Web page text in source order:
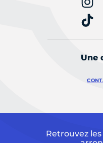
Une
Retrouvez